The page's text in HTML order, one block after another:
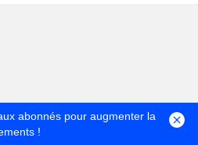
abonnés pour augmenter la
!